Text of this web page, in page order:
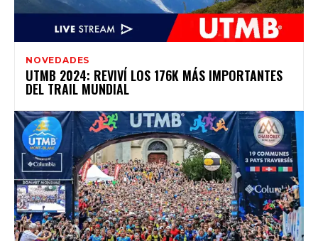
NOVEDADES
UTMB 2024: REVIVÍ LOS 176K MÁS IMPORTANTES
DEL TRAIL MUNDIAL